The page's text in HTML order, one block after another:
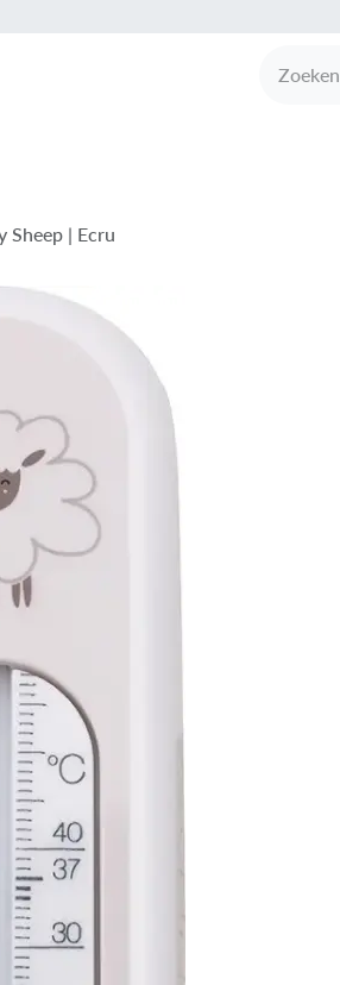
Sheep | Ecru